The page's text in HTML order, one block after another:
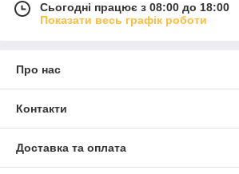
Сьогодні працює з 08:00 до 18:00
Показати весь графік роботи
Про нас
Контакти
Доставка та оплата